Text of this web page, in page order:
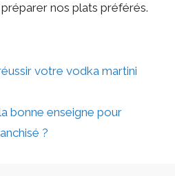
nos plats préférés.
votre vodka martini
bonne enseigne pour
?